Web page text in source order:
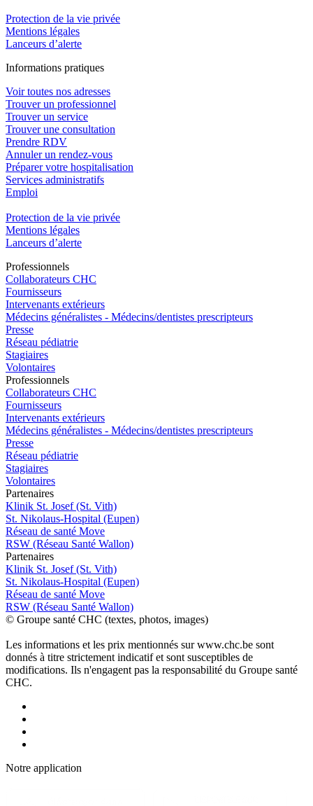
Protection de la vie privée
Mentions légales
Lanceurs d’alerte
Informations pratiques
Voir toutes nos adresses
Trouver un professionnel
Trouver un service
Trouver une consultation
Prendre RDV
Annuler un rendez-vous
Préparer votre hospitalisation
Services administratifs
Emploi​
Protection de la vie privée
Mentions légales
Lanceurs d’alerte
Professionnels
Collaborateurs CHC
Fournisseurs
Intervenants extérieurs
Médecins généralistes - Médecins/dentistes prescripteurs
Presse
Réseau pédiatrie
Stagiaires
Volontaires
Professionnels
Collaborateurs CHC
Fournisseurs
Intervenants extérieurs
Médecins généralistes - Médecins/dentistes prescripteurs
Presse
Réseau pédiatrie
Stagiaires
Volontaires
Partenaires
Klinik St. Josef (St. Vith)
St. Nikolaus-Hospital (Eupen)
Réseau de santé Move
RSW (Réseau Santé Wallon)
Partenaires
Klinik St. Josef (St. Vith)
St. Nikolaus-Hospital (Eupen)
Réseau de santé Move
RSW (Réseau Santé Wallon)
© Groupe santé CHC (textes, photos, images)
Les informations et les prix mentionnés sur www.chc.be sont
donnés à titre strictement indicatif et sont susceptibles de
modifications. Ils n'engagent pas la responsabilité du Groupe santé
CHC.
Notre application